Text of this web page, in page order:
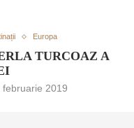
Europa
TURCOAZ A
februarie 2019